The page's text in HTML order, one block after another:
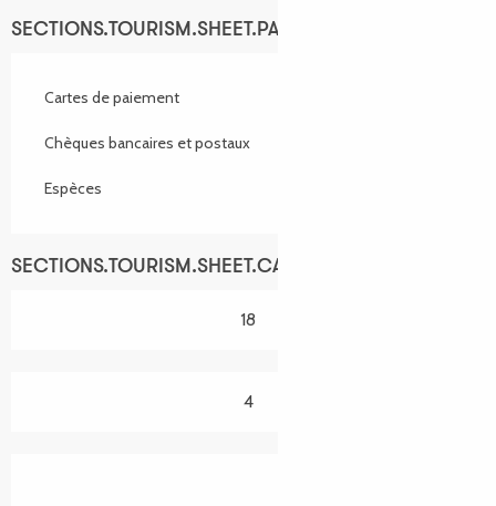
SECTIONS.TOURISM.SHEET.PAYMENTS_METHODS
Cartes de paiement
Chèques bancaires et postaux
Espèces
SECTIONS.TOURISM.SHEET.CAPACITY
18
4